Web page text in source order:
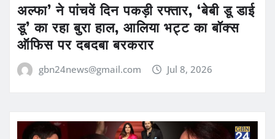
अल्फा’ ने पांचवें दिन पकड़ी रफ्तार, ‘बेबी डू डाई
डू’ का रहा बुरा हाल, आलिया भट्ट का बॉक्स
ऑफिस पर दबदबा बरकरार
gbn24news@gmail.com Jul 8, 2026